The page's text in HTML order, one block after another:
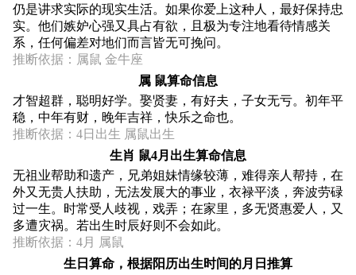
仍是讲求实际的现实生活。如果你爱上这种人，最好保持忠
实。他们嫉妒心强又具占有欲，且极为专注地看待情感关
系，任何偏差对地们而言皆无可挽问。
推断依据：属鼠 金牛座
属 鼠算命信息
才智超群，聪明好学。娶贤妻，有好夫，子女无亏。初年平
稳，中年有财，晚年吉祥，快乐之命也。
推断依据：4日出生 属鼠出生
生肖 鼠4月出生算命信息
无祖业帮助和遗产，兄弟姐妹情缘较薄，难得亲人帮持，在
外又无贵人扶助，无法发展大的事业，衣禄平淡，奔波劳碌
过一生。时常受人歧视，戏弄；在家里，多无贤惠爱人，又
多遭灾祸。若出生时辰好则不会如此。
推断依据：4月 属鼠
生日算命，根据阳历出生时间的月日推算